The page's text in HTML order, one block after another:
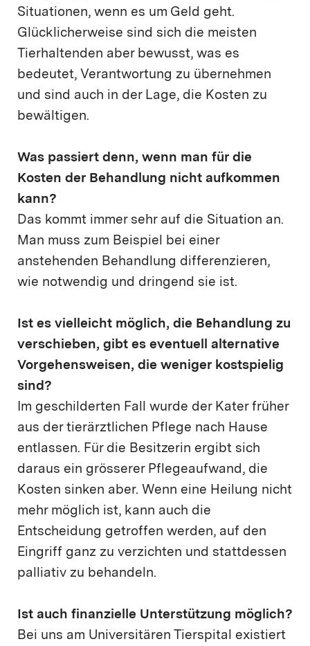
Situationen, wenn es um Geld geht.
Glücklicherweise sind sich die meisten
Tierhaltenden aber bewusst, was es
bedeutet, Verantwortung zu übernehmen
und sind auch in der Lage, die Kosten zu
bewältigen.
Was passiert denn, wenn man für die
Kosten der Behandlung nicht aufkommen
kann?
Das kommt immer sehr auf die Situation an.
Man muss zum Beispiel bei einer
anstehenden Behandlung differenzieren,
wie notwendig und dringend sie ist.
Ist es vielleicht möglich, die Behandlung zu
verschieben, gibt es eventuell alternative
Vorgehensweisen, die weniger kostspielig
sind?
Im geschilderten Fall wurde der Kater früher
aus der tierärztlichen Pflege nach Hause
entlassen. Für die Besitzerin ergibt sich
daraus ein grösserer Pflegeaufwand, die
Kosten sinken aber. Wenn eine Heilung nicht
mehr möglich ist, kann auch die
Entscheidung getroffen werden, auf den
Eingriff ganz zu verzichten und stattdessen
palliativ zu behandeln.
Ist auch finanzielle Unterstützung möglich?
Bei uns am Universitären Tierspital existiert